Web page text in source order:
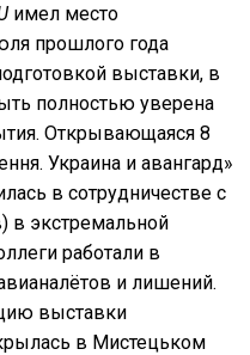
имел место
прошлого года
выставки, в
полностью уверена
Открывающаяся 8
Украина и авангард»
в сотрудничестве с
в экстремальной
работали в
и лишений.
выставки
в Мистецьком